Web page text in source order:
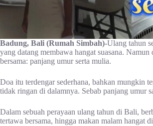
Badung, Bali (Rumah Simbah)-Ulang tahun
yang datang membawa hangat suasana.
bersama: panjang umur serta mulia.
Doa itu terdengar sederhana, bahkan mungkin
tidak ringan di dalamnya. Sebab panjang umur
Dalam sebuah perayaan ulang tahun di Bali,
tertawa bersama, hingga makan malam hangat